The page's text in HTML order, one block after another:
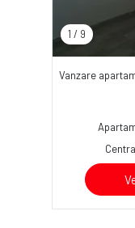
1 / 9
Vanzare